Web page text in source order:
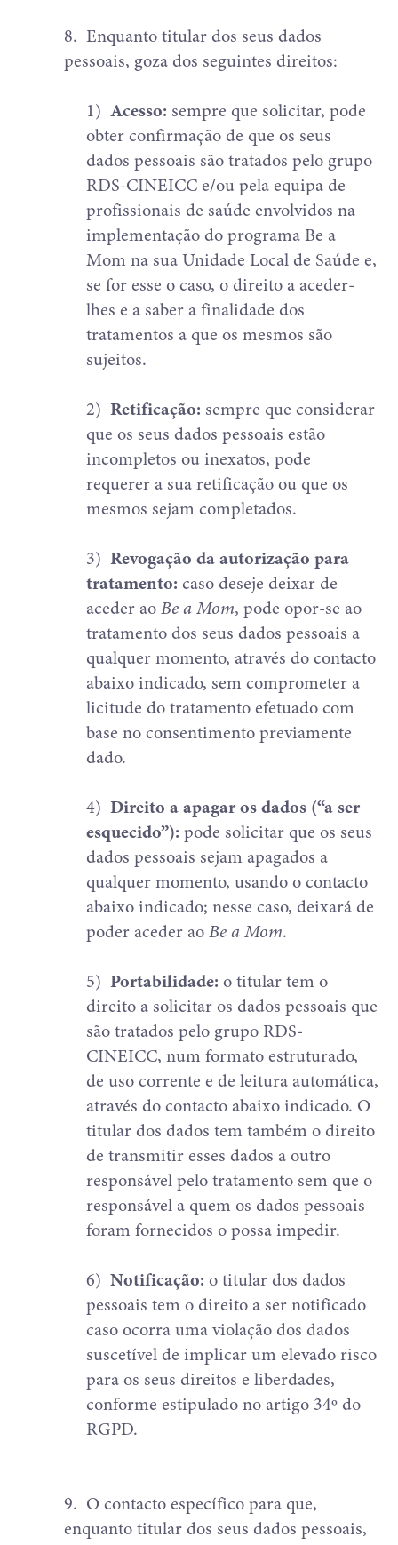
8. Enquanto titular dos seus dados
pessoais, goza dos seguintes direitos:
1) Acesso: sempre que solicitar, pode
obter confirmação de que os seus
dados pessoais são tratados pelo grupo
RDS-CINEICC e/ou pela equipa de
profissionais de saúde envolvidos na
implementação do programa Be a
Mom na sua Unidade Local de Saúde e,
se for esse o caso, o direito a aceder-
lhes e a saber a finalidade dos
tratamentos a que os mesmos são
sujeitos.
2) Retificação: sempre que considerar
que os seus dados pessoais estão
incompletos ou inexatos, pode
requerer a sua retificação ou que os
mesmos sejam completados.
3) Revogação da autorização para
tratamento: caso deseje deixar de
aceder aoBe a Mom, pode opor-se ao
tratamento dos seus dados pessoais a
qualquer momento, através do contacto
abaixo indicado, sem comprometer a
licitude do tratamento efetuado com
base no consentimento previamente
dado.
4) Direito a apagar os dados (“a ser
esquecido”): pode solicitar que os seus
dados pessoais sejam apagados a
qualquer momento, usando o contacto
abaixo indicado; nesse caso, deixará de
poder aceder aoBe a Mom.
5) Portabilidade: o titular tem o
direito a solicitar os dados pessoais que
são tratados pelo grupo RDS-
CINEICC, num formato estruturado,
de uso corrente e de leitura automática,
através do contacto abaixo indicado. O
titular dos dados tem também o direito
de transmitir esses dados a outro
responsável pelo tratamento sem que o
responsável a quem os dados pessoais
foram fornecidos o possa impedir.
6) Notificação: o titular dos dados
pessoais tem o direito a ser notificado
caso ocorra uma violação dos dados
suscetível de implicar um elevado risco
para os seus direitos e liberdades,
conforme estipulado no artigo 34º do
RGPD.
9. O contacto específico para que,
enquanto titular dos seus dados pessoais,